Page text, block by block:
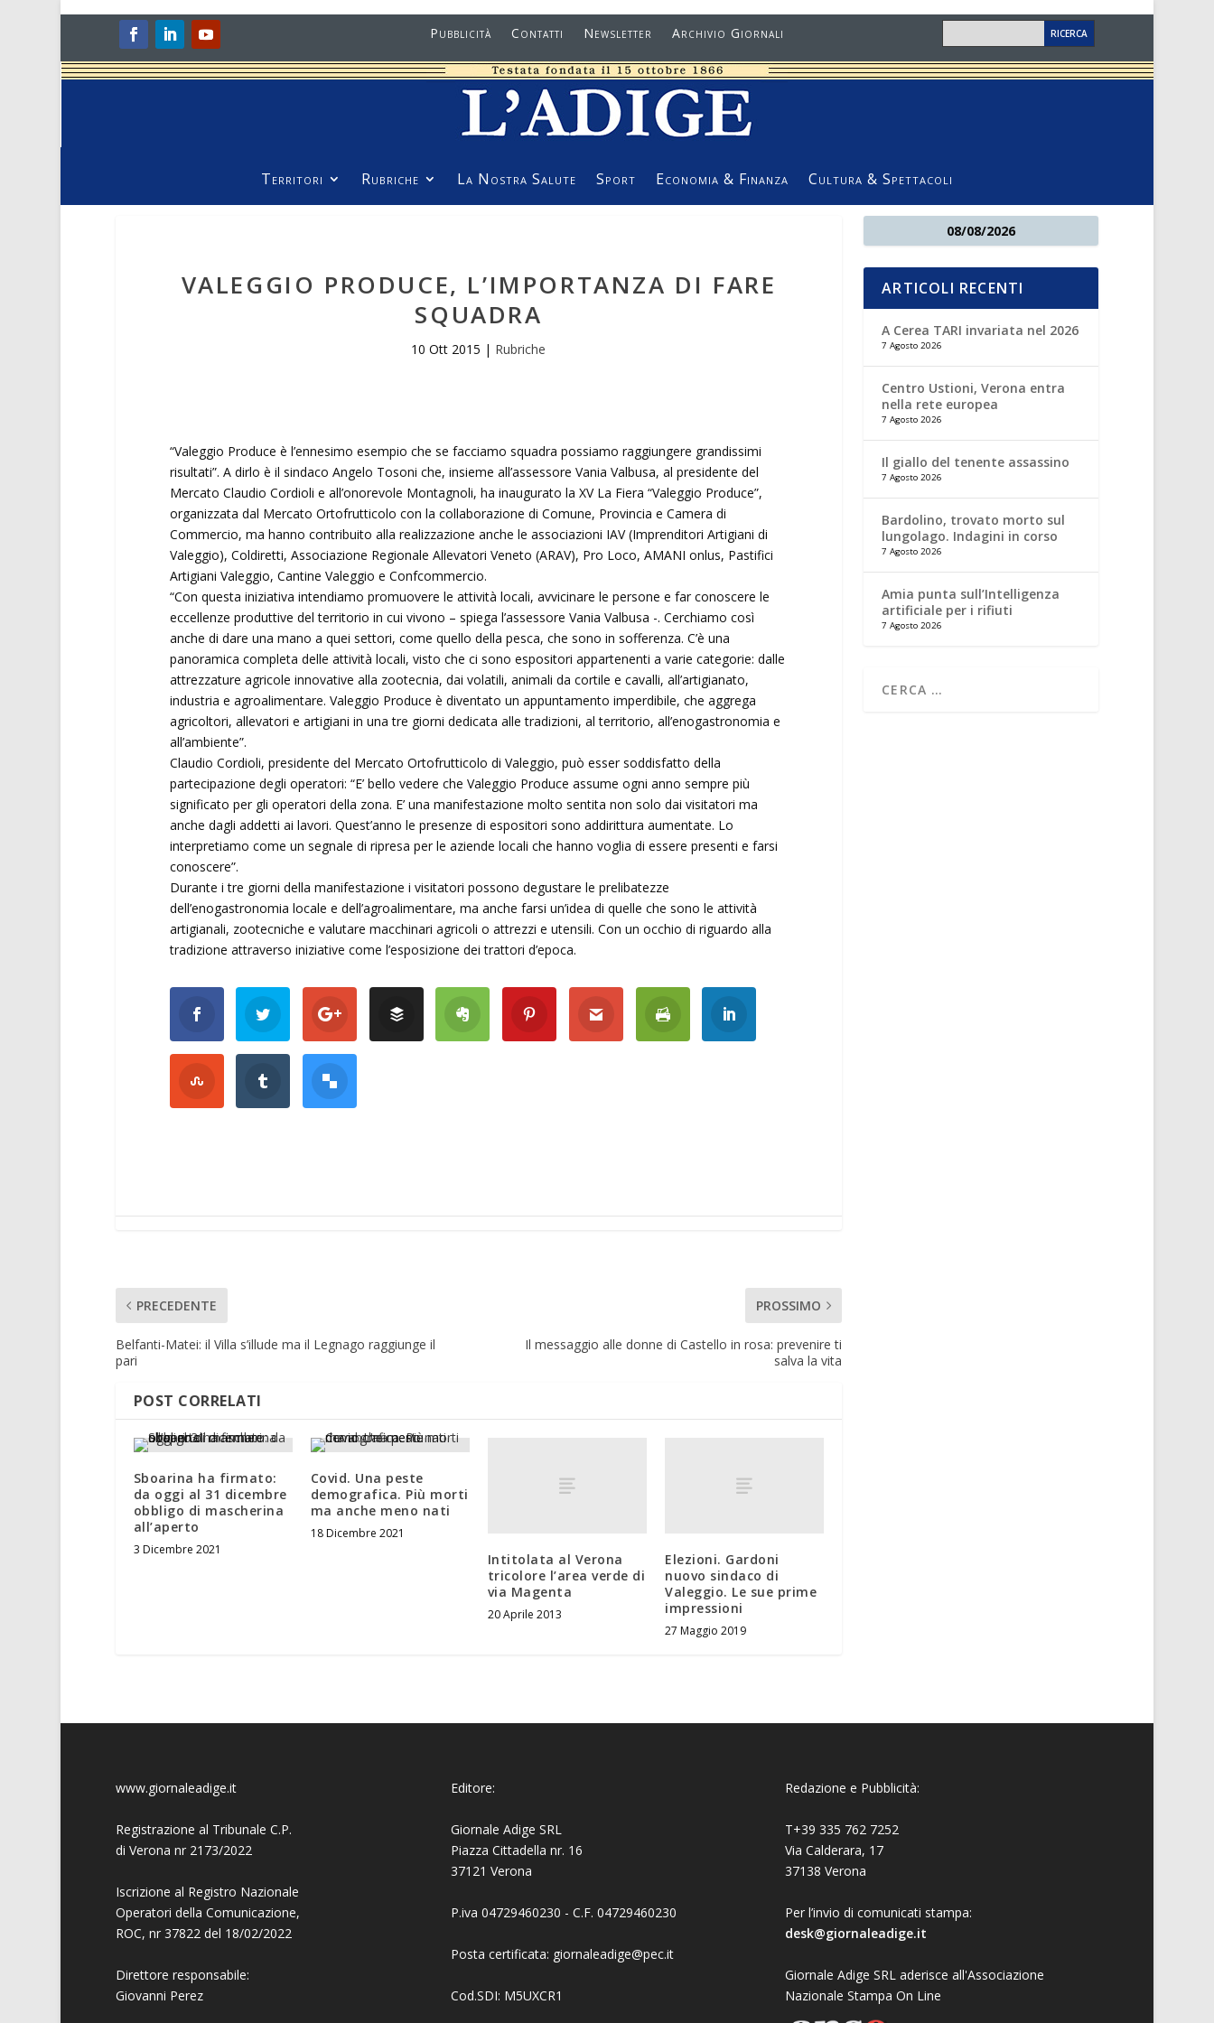
Pubblicità Contatti Newsletter Archivio Giornali
Territori Rubriche La Nostra Salute Sport Economia & Finanza Cultura & Spettacoli
VALEGGIO PRODUCE, L’IMPORTANZA DI FARE
SQUADRA
10 Ott 2015 | Rubriche
“Valeggio Produce è l’ennesimo esempio che se facciamo squadra possiamo raggiungere grandissimi
risultati”. A dirlo è il sindaco Angelo Tosoni che, insieme all’assessore Vania Valbusa, al presidente del
Mercato Claudio Cordioli e all’onorevole Montagnoli, ha inaugurato la XV La Fiera “Valeggio Produce”,
organizzata dal Mercato Ortofrutticolo con la collaborazione di Comune, Provincia e Camera di
Commercio, ma hanno contribuito alla realizzazione anche le associazioni IAV (Imprenditori Artigiani di
Valeggio), Coldiretti, Associazione Regionale Allevatori Veneto (ARAV), Pro Loco, AMANI onlus, Pastifici
Artigiani Valeggio, Cantine Valeggio e Confcommercio.
“Con questa iniziativa intendiamo promuovere le attività locali, avvicinare le persone e far conoscere le
eccellenze produttive del territorio in cui vivono – spiega l’assessore Vania Valbusa -. Cerchiamo così
anche di dare una mano a quei settori, come quello della pesca, che sono in sofferenza. C’è una
panoramica completa delle attività locali, visto che ci sono espositori appartenenti a varie categorie: dalle
attrezzature agricole innovative alla zootecnia, dai volatili, animali da cortile e cavalli, all’artigianato,
industria e agroalimentare. Valeggio Produce è diventato un appuntamento imperdibile, che aggrega
agricoltori, allevatori e artigiani in una tre giorni dedicata alle tradizioni, al territorio, all’enogastronomia e
all’ambiente”.
Claudio Cordioli, presidente del Mercato Ortofrutticolo di Valeggio, può esser soddisfatto della
partecipazione degli operatori: “E’ bello vedere che Valeggio Produce assume ogni anno sempre più
significato per gli operatori della zona. E’ una manifestazione molto sentita non solo dai visitatori ma
anche dagli addetti ai lavori. Quest’anno le presenze di espositori sono addirittura aumentate. Lo
interpretiamo come un segnale di ripresa per le aziende locali che hanno voglia di essere presenti e farsi
conoscere”.
Durante i tre giorni della manifestazione i visitatori possono degustare le prelibatezze
dell’enogastronomia locale e dell’agroalimentare, ma anche farsi un’idea di quelle che sono le attività
artigianali, zootecniche e valutare macchinari agricoli o attrezzi e utensili. Con un occhio di riguardo alla
tradizione attraverso iniziative come l’esposizione dei trattori d’epoca.
PRECEDENTE
Belfanti-Matei: il Villa s’illude ma il Legnago raggiunge il
pari
PROSSIMO
Il messaggio alle donne di Castello in rosa: prevenire ti
salva la vita
POST CORRELATI
Sboarina ha firmato:
da oggi al 31 dicembre
obbligo di mascherina
all’aperto
3 Dicembre 2021
Covid. Una peste
demografica. Più morti
ma anche meno nati
18 Dicembre 2021
Intitolata al Verona
tricolore l’area verde di
via Magenta
20 Aprile 2013
Elezioni. Gardoni
nuovo sindaco di
Valeggio. Le sue prime
impressioni
27 Maggio 2019
08/08/2026
ARTICOLI RECENTI
A Cerea TARI invariata nel 2026
7 Agosto 2026
Centro Ustioni, Verona entra
nella rete europea
7 Agosto 2026
Il giallo del tenente assassino
7 Agosto 2026
Bardolino, trovato morto sul
lungolago. Indagini in corso
7 Agosto 2026
Amia punta sull’Intelligenza
artificiale per i rifiuti
7 Agosto 2026
www.giornaleadige.it
Registrazione al Tribunale C.P.
di Verona nr 2173/2022
Iscrizione al Registro Nazionale
Operatori della Comunicazione,
ROC, nr 37822 del 18/02/2022
Direttore responsabile:
Giovanni Perez
Editore:
Giornale Adige SRL
Piazza Cittadella nr. 16
37121 Verona
P.iva 04729460230 - C.F. 04729460230
Posta certificata: giornaleadige@pec.it
Cod.SDI: M5UXCR1
Redazione e Pubblicità:
T+39 335 762 7252
Via Calderara, 17
37138 Verona
Per l’invio di comunicati stampa:
desk@giornaleadige.it
Giornale Adige SRL aderisce all'Associazione
Nazionale Stampa On Line